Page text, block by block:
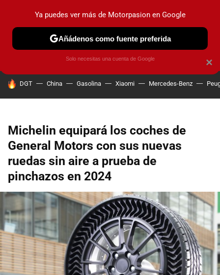
PRUEBAS COCHES ELÉCTRICOS OBSERVATORIO
HOY SE HABLA DE
DGT China Gasolina Xiaomi Mercedes-Benz
Michelin equipará los coches de
General Motors con sus nuevas
ruedas sin aire a prueba de
pinchazos en 2024
×
Ya puedes ver más de Motorpasion en Google
Añádenos como fuente preferida
Solo necesitas una cuenta de Google